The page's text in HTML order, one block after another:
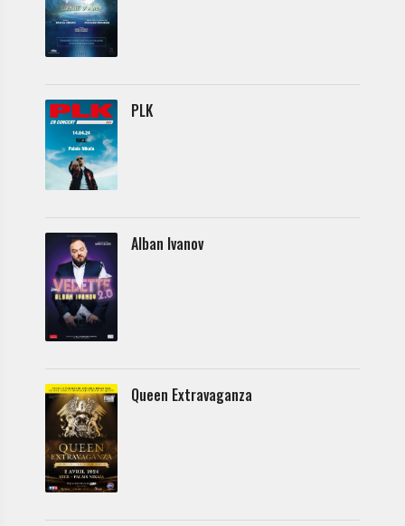
PLK
Alban Ivanov
Queen Extravaganza